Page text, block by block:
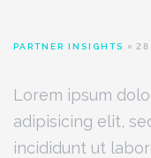
PARTNER INSIGHTS
Lorem ipsum
adipisicing elit,
incididunt ut